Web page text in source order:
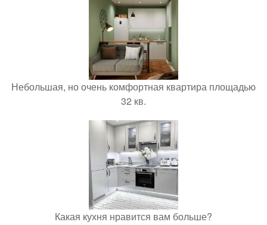
Небольшая, но очень комфортная квартира площадью
32 кв.
Какая кухня нравится вам больше?